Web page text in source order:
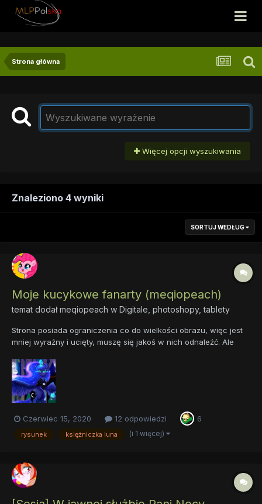
Strona główna
Więcej opcji wyszukiwania
Znaleziono 4 wyniki
SORTUJ WEDŁUG
Moje kucykowe fanarty (meqiopeach)
temat dodałmeqiopeach w Digitale, photoshopy, tablety
Strona posiada ograniczenia co do wielkości obrazu, więc jest
mniej wyraźny i ucięty, muszę się jakoś w nich odnaleźć. Ale
na podstawie animacji od Silly Filly Studios z 2014. Fanowskie
animacje oraz wgl jakiekolwiek produkcje...
Czerwiec 15, 2020 12 odpowiedzi 6
rysunek księżniczka luna (i 1 więcej)